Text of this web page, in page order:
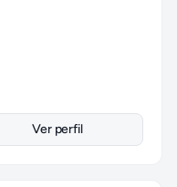
Ver perfil